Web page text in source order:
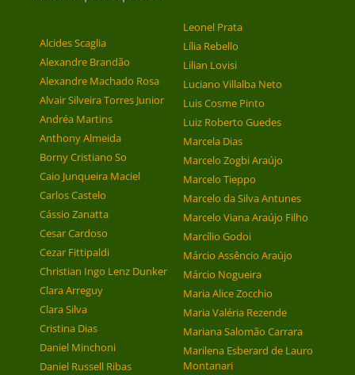
Alcides Scaglia
Alexandre Brandão
Alexandre Machado Rosa
Alvair Silveira Torres Junior
Andréa Martins
Anthony Almeida
Borny Cristiano So
Caio Junqueira Maciel
Carlos Castelo
Cássio Zanatta
Cesar Cardoso
Cezar Fittipaldi
Christian Ingo Lenz Dunker
Clara Arreguy
Clara Silva
Cristina Dias
Daniel Minchoni
Daniel Russell Ribas
Leonel Prata
Lília Rebello
Lilian Lovisi
Luciano Villalba Neto
Luis Cosme Pinto
Luiz Roberto Guedes
Marcela Dias
Marcelo Zogbi Araújo
Marcelo Tieppo
Marcelo da Silva Antunes
Marcelo Viana Araújo Filho
Marcílio Godoi
Márcio Assêncio Araújo
Márcio Nogueira
Maria Alice Zocchio
Maria Valéria Rezende
Mariana Salomão Carrara
Marilena Esberard de Lauro
Montanari